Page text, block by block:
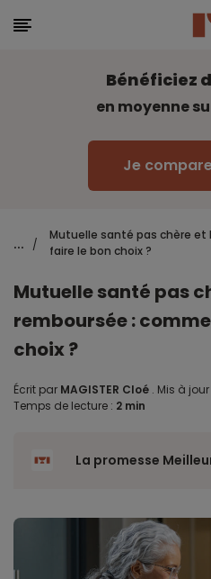
Bénéficiez
en moyenne
Je
... /
Mutuelle santé pas chère
faire le bon choix ?
Mutuelle santé pas
remboursée :
choix ?
Écrit par MAGISTER Cloé . Mis à
Temps de lecture : 2 min
La promesse